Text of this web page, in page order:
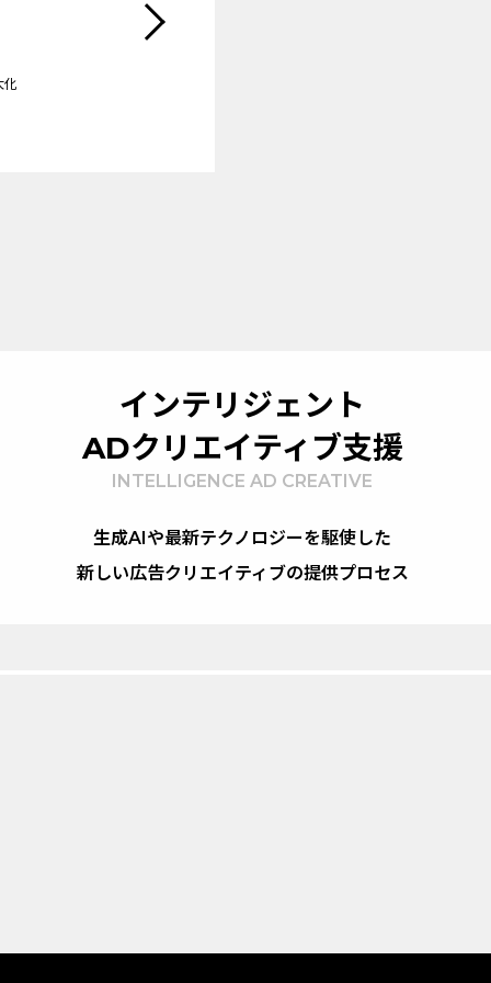
化
インテリジェント
ADクリエイティブ支援
INTELLIGENCE AD CREATIVE
生成AIや最新テクノロジーを駆使した
新しい広告クリエイティブの提供プロセス